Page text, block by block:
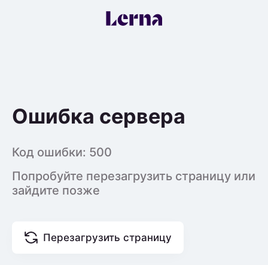
Ошибка сервера
Код ошибки: 500
Попробуйте перезагрузить страницу или
зайдите позже
Перезагрузить страницу